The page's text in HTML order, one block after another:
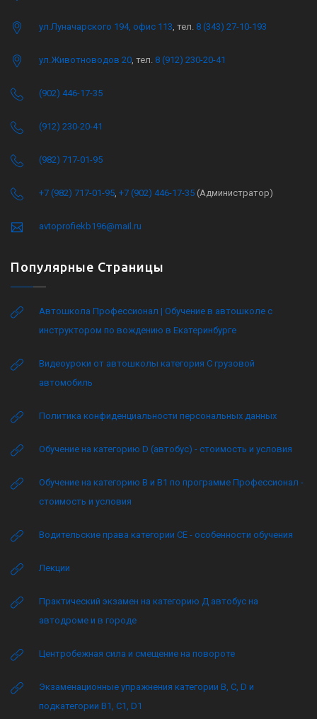
ул.Луначарского 194, офис 113 , тел. 8 (343) 27-10-193
ул.Животноводов 20 , тел. 8 (912) 230-20-41
(902) 446-17-35
(912) 230-20-41
(982) 717-01-95
+7 (982) 717-01-95 +7 (902) 446-17-35 (Администратор)
avtoprofiekb196@mail.ru
Популярные Страницы
Автошкола Профессионал | Обучение в автошколе с
инструктором по вождению в Екатеринбурге
Видеоуроки от автошколы категория C грузовой
автомобиль
Политика конфиденциальности персональных данных
Обучение на категорию D (автобус) - стоимость и условия
Обучение на категорию B и B1 по программе Профессионал -
стоимость и условия
Водительские права категории CE - особенности обучения
Лекции
Практический экзамен на категорию Д автобус на
автодроме и в городе
Центробежная сила и смещение на повороте
Экзаменационные упражнения категории B, C, D и
подкатегории B1, C1, D1